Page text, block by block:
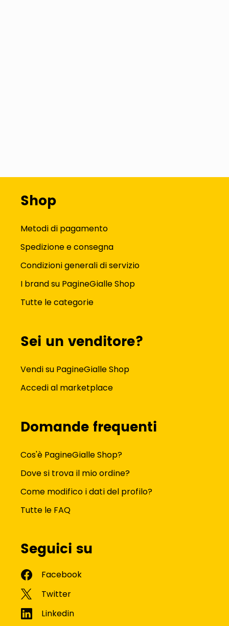
Shop
Metodi di pagamento
Spedizione e consegna
Condizioni generali di servizio
I brand su PagineGialle Shop
Tutte le categorie
Sei un venditore?
Vendi su PagineGialle Shop
Accedi al marketplace
Domande frequenti
Cos'è PagineGialle Shop?
Dove si trova il mio ordine?
Come modifico i dati del profilo?
Tutte le FAQ
Seguici su